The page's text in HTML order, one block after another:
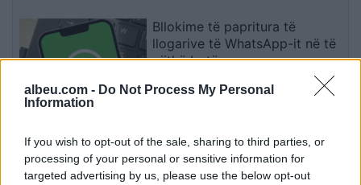
albeu.com - Do Not Process My Personal
Information
If you wish to opt-out of the sale, sharing to third parties, or
processing of your personal or sensitive information for
targeted advertising by us, please use the below opt-out
Bllokime të papritura të
llogarive të WhatsApp-it në të
gjithë botën
Google bëjnë thirrje për frenim
të IA-së: “Mund të dalë jashtë
kontrollit